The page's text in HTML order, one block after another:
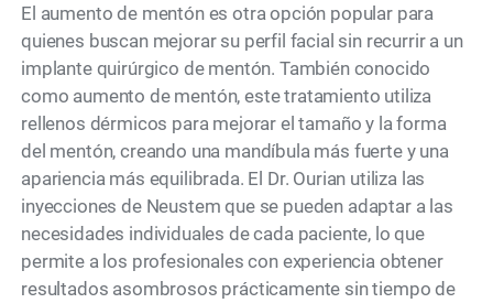
El aumento de mentón es otra opción popular para
quienes buscan mejorar su perfil facial sin recurrir a un
implante quirúrgico de mentón. También conocido
como aumento de mentón, este tratamiento utiliza
rellenos dérmicos para mejorar el tamaño y la forma
del mentón, creando una mandíbula más fuerte y una
apariencia más equilibrada. El Dr. Ourian utiliza las
inyecciones de Neustem que se pueden adaptar a las
necesidades individuales de cada paciente, lo que
permite a los profesionales con experiencia obtener
resultados asombrosos prácticamente sin tiempo de